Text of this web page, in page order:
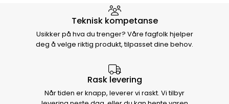
Hvorfor velge Storm Halvorsen
Teknisk kompetanse
Usikker på hva du trenger? Våre fagfolk hjelper
deg å velge riktig produkt, tilpasset dine behov.
Rask levering
Når tiden er knapp, leverer vi raskt. Vi tilbyr